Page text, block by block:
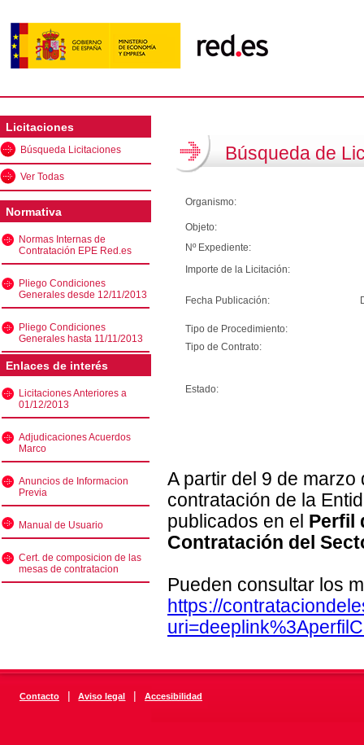
Licitaciones
Búsqueda Licitaciones
Ver Todas
Normativa
Normas Internas de
Contratación EPE Red.es
Pliego Condiciones
Generales desde 12/11/2013
Pliego Condiciones
Generales hasta 11/11/2013
Enlaces de interés
Licitaciones Anteriores a
01/12/2013
Adjudicaciones Acuerdos
Marco
Anuncios de Informacion
Previa
Manual de Usuario
Cert. de composicion de las
mesas de contratacion
Búsqueda de
Organismo:
Objeto:
Nº Expediente:
Importe de la Licitación:
Fecha Publicación:
Tipo de Procedimiento:
Tipo de Contrato:
Estado:
A partir del 9 de
contratación de la
publicados en el Perfil
Contratación del
Pueden consultar los
https://
Contacto | Aviso legal | Accesibilidad